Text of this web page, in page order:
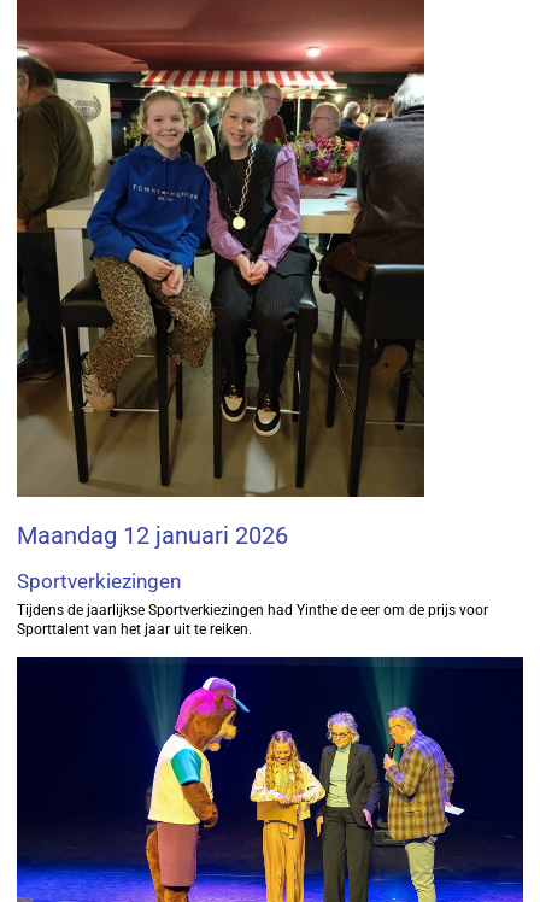
Maandag 12 januari 2026
Sportverkiezingen
Tijdens de jaarlijkse Sportverkiezingen had Yinthe de eer om de prijs voor
Sporttalent van het jaar uit te reiken.